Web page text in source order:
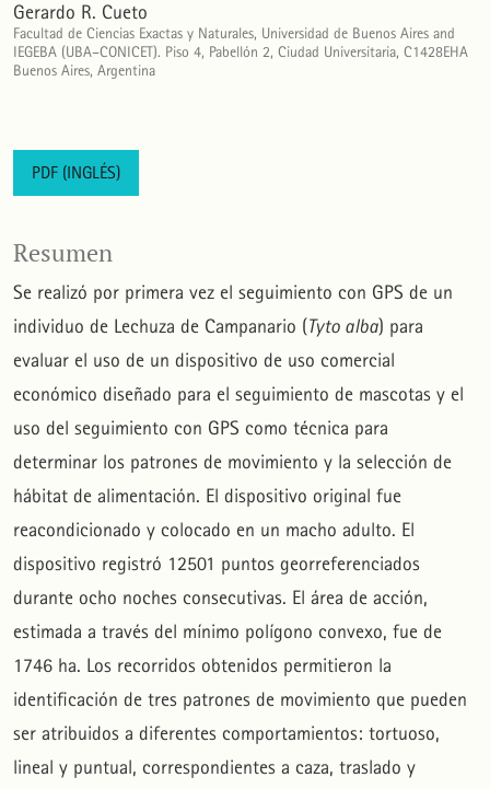
Gerardo R. Cueto
Facultad de Ciencias Exactas y Naturales, Universidad de Buenos Aires and
IEGEBA (UBA–CONICET). Piso 4, Pabellón 2, Ciudad Universitaria, C1428EHA
Buenos Aires, Argentina
PDF (INGLÉS)
Resumen
Se realizó por primera vez el seguimiento con GPS de un
individuo de Lechuza de Campanario (Tyto alba) para
evaluar el uso de un dispositivo de uso comercial
económico diseñado para el seguimiento de mascotas y el
uso del seguimiento con GPS como técnica para
determinar los patrones de movimiento y la selección de
hábitat de alimentación. El dispositivo original fue
reacondicionado y colocado en un macho adulto. El
dispositivo registró 12501 puntos georreferenciados
durante ocho noches consecutivas. El área de acción,
estimada a través del mínimo polígono convexo, fue de
1746 ha. Los recorridos obtenidos permitieron la
identificación de tres patrones de movimiento que pueden
ser atribuidos a diferentes comportamientos: tortuoso,
lineal y puntual, correspondientes a caza, traslado y